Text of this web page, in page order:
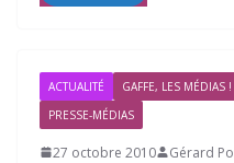
ACTUALITÉ GAFFE, LES MÉDIAS !
PRESSE-MÉDIAS
27 octobre 2010 Gérard